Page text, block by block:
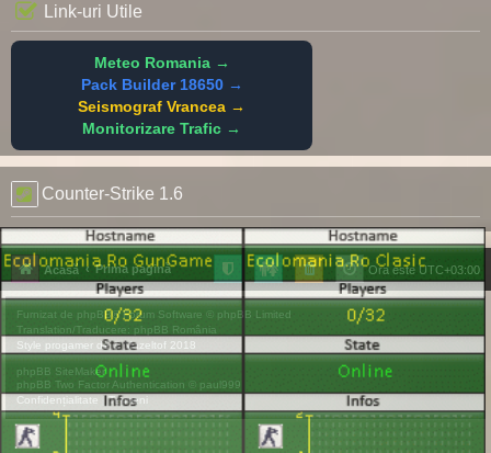
Link-uri Utile
Meteo Romania →
Pack Builder 18650 →
Seismograf Vrancea →
Monitorizare Trafic →
Counter-Strike 1.6
Acasă Prima pagină Ora este UTC+03:00
Furnizat de phpBB® Forum Software © phpBB Limited
Translation/Traducere: phpBB România
Style progamer de ©Mazeltof 2018
phpBB SiteMaker
phpBB Two Factor Authentication © paul999
Confidențialitate |Termeni